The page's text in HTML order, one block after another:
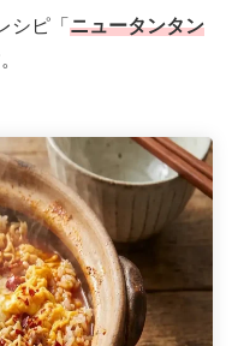
シピ「 ニュータンタン